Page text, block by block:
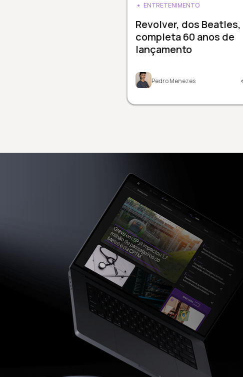
ENTRETENIMENTO
Revolver, dos Beatles,
completa 60 anos de
lançamento
Pedro Menezes